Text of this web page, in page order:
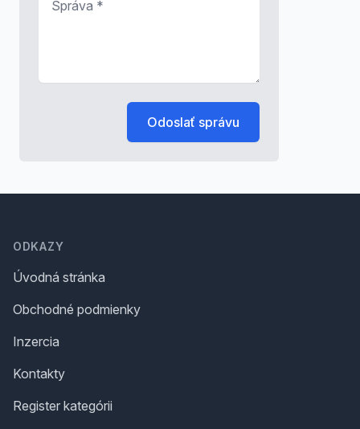
Odoslať správu
ODKAZY
Úvodná stránka
Obchodné podmienky
Inzercia
Kontakty
Register kategórii